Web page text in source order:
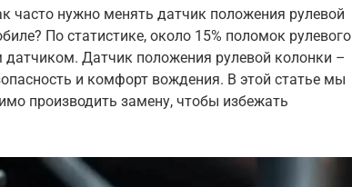
часто нужно менять датчик положения рулевой
По статистике, около 15% поломок рулевого
Датчик положения рулевой колонки –
и комфорт вождения. В этой статье мы
производить замену, чтобы избежать